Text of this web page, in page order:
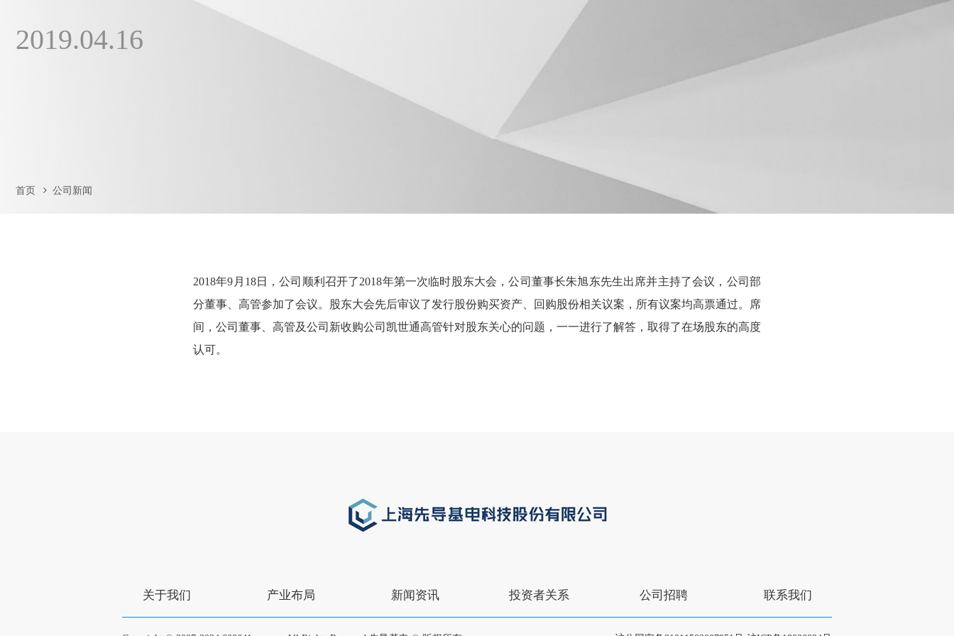
2019.04.16
首页 公司新闻
2018年9月18日，公司顺利召开了2018年第一次临时股东大会，公司董事长朱旭东先生出席并主持了会议，公司部
分董事、高管参加了会议。股东大会先后审议了发行股份购买资产、回购股份相关议案，所有议案均高票通过。席
间，公司董事、高管及公司新收购公司凯世通高管针对股东关心的问题，一一进行了解答，取得了在场股东的高度
认可。
关于我们 产业布局 新闻资讯 投资者关系 公司招聘 联系我们